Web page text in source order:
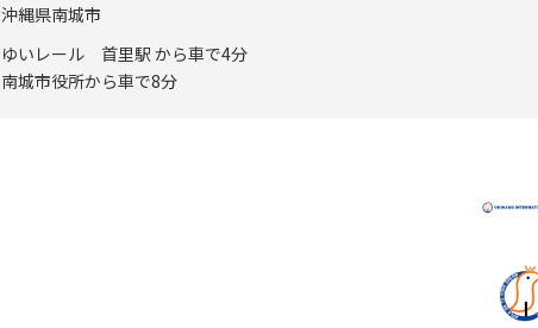
沖縄県南城市
ゆいレール 首里駅 から車で4分
南城市役所から車で8分